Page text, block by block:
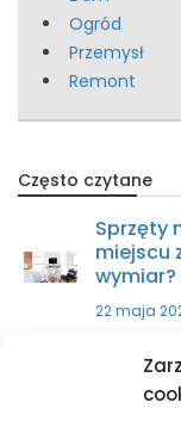
Ogród
Przemysł
Remont
Często czytane
Sprzęty
miejscu
wymiar?
22 maja